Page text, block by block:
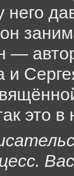
него
—
это